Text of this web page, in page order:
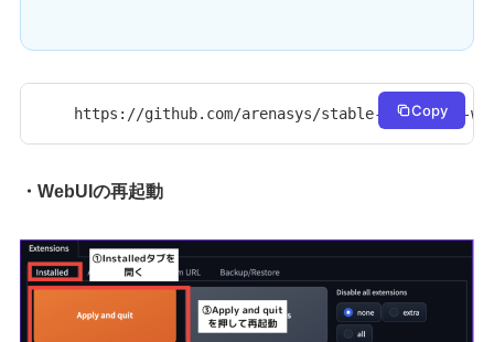
https://github.com/arenasys/stable-diffusion-
Copy
・WebUIの再起動